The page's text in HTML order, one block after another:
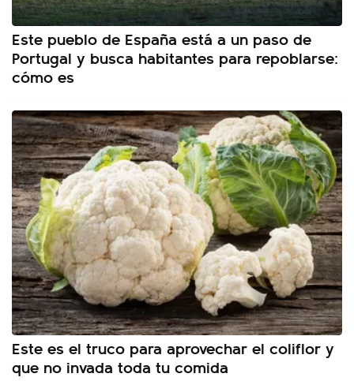
Este pueblo de España está a un paso de
Portugal y busca habitantes para repoblarse:
cómo es
Este es el truco para aprovechar el coliflor y
que no invada toda tu comida